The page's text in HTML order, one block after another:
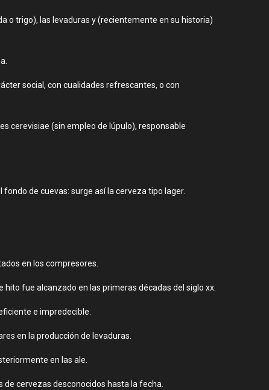
o trigo), las levaduras y (recientemente en su historia)
social, con cualidades refrescantes, o con
cerevisiae (sin empleo de lúpulo), responsable
de cuevas: surge así la cerveza tipo lager.
en los compresores.
fue alcanzado en las primeras décadas del siglo xx.
e impredecible.
en la producción de levaduras.
en las ale.
cervezas desconocidos hasta la fecha.